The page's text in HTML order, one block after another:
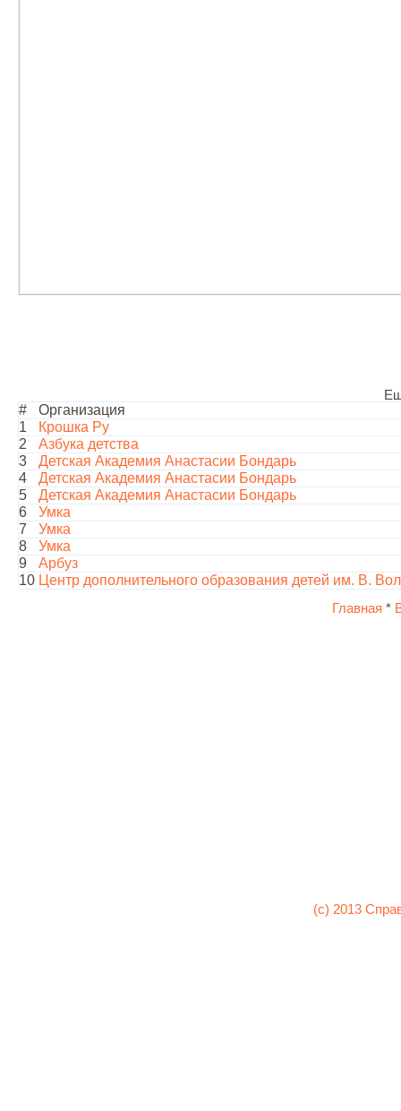
#
Организация
1
Крошка Ру
2
Азбука детства
3
Детская Академия Анастасии Бондарь
4
Детская Академия Анастасии Бондарь
5
Детская Академия Анастасии Бондарь
6
Умка
7
Умка
8
Умка
9
Арбуз
10 Центр дополнительного образования детей им. В.
Главная *
(c) 2013